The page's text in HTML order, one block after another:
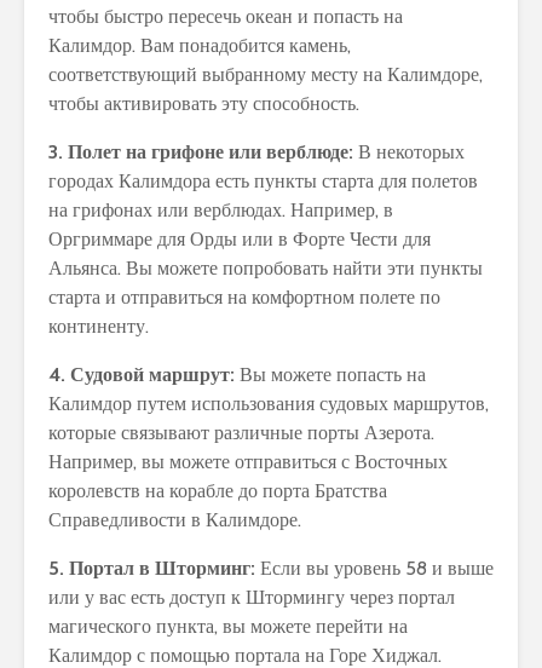
чтобы быстро пересечь океан и попасть на
Калимдор. Вам понадобится камень,
соответствующий выбранному месту на Калимдоре,
чтобы активировать эту способность.
3. Полет на грифоне или верблюде: В некоторых
городах Калимдора есть пункты старта для полетов
на грифонах или верблюдах. Например, в
Оргриммаре для Орды или в Форте Чести для
Альянса. Вы можете попробовать найти эти пункты
старта и отправиться на комфортном полете по
континенту.
4. Судовой маршрут: Вы можете попасть на
Калимдор путем использования судовых маршрутов,
которые связывают различные порты Азерота.
Например, вы можете отправиться с Восточных
королевств на корабле до порта Братства
Справедливости в Калимдоре.
5. Портал в Шторминг: Если вы уровень 58 и выше
или у вас есть доступ к Штормингу через портал
магического пункта, вы можете перейти на
Калимдор с помощью портала на Горе Хиджал.